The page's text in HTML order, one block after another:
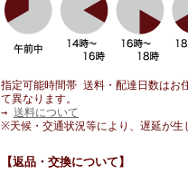
指定可能時間帯 送料・配達日数はお
て異なります。
→ 送料について
※天候・交通状況等により、遅延が生
【返品・交換について】